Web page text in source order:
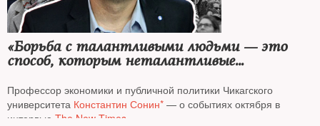
«Борьба с талантливыми людьми — это
способ, которым неталантливые
Профессор экономики и публичной политики Чикагского
университета Константин Сонин* — о событиях октября в
интервью The New Times